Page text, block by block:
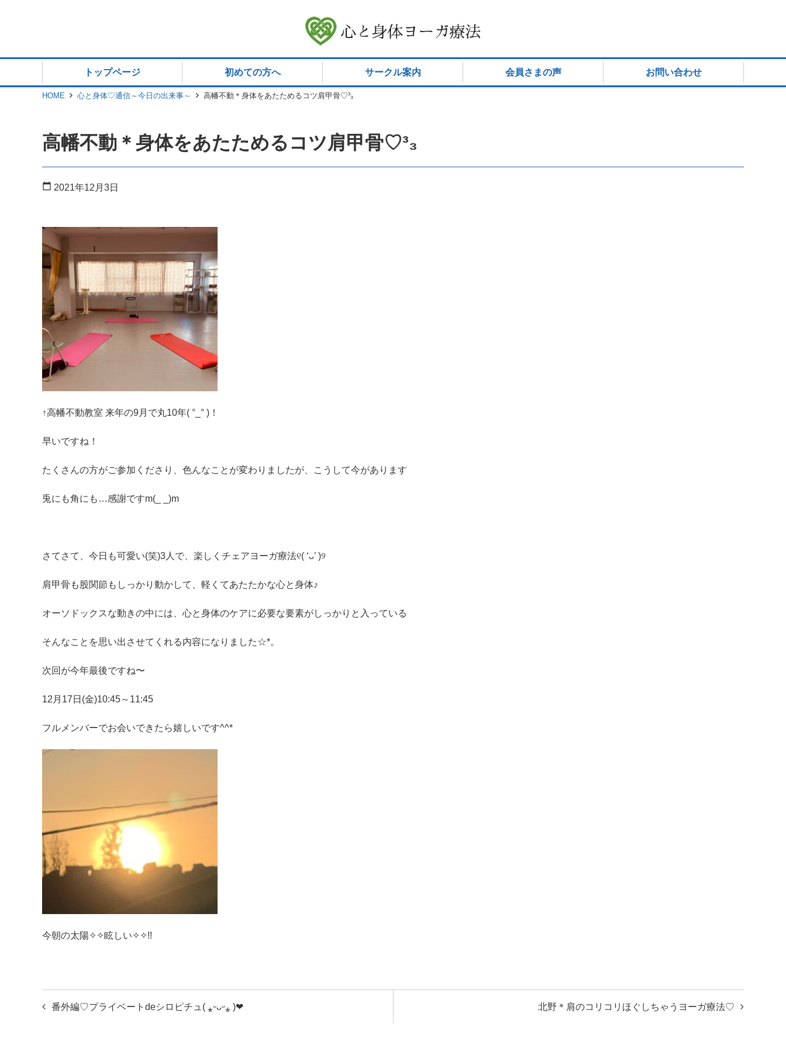
トップページ 初めての方へ サークル案内 会員さまの声 お問い合わせ
HOME 心と身体♡通信～今日の出来事～ 高幡不動＊身体をあたためるコツ肩甲骨♡³₃
高幡不動＊身体をあたためるコツ肩甲骨♡³₃
calendar_today 2021年12月3日
↑高幡不動教室 来年の9月で丸10年( °_° )！
早いですね！
たくさんの方がご参加くださり、色んなことが変わりましたが、こうして今があります
兎にも角にも…感謝ですm(_ _)m
さてさて、今日も可愛い(笑)3人で、楽しくチェアヨーガ療法୧( ‘ᴗ’ )୨
肩甲骨も股関節もしっかり動かして、軽くてあたたかな心と身体♪
オーソドックスな動きの中には、心と身体のケアに必要な要素がしっかりと入っている
そんなことを思い出させてくれる内容になりました☆*。
次回が今年最後ですね〜
12月17日(金)10:45～11:45
フルメンバーでお会いできたら嬉しいです^^*
今朝の太陽✧︎✧︎眩しい✧︎✧︎!!
投
北野＊肩のコリコリほぐしちゃうヨーガ療法♡
番外編♡プライベートdeシロピチュ( ⁎ᵕᴗᵕ⁎ )❤︎